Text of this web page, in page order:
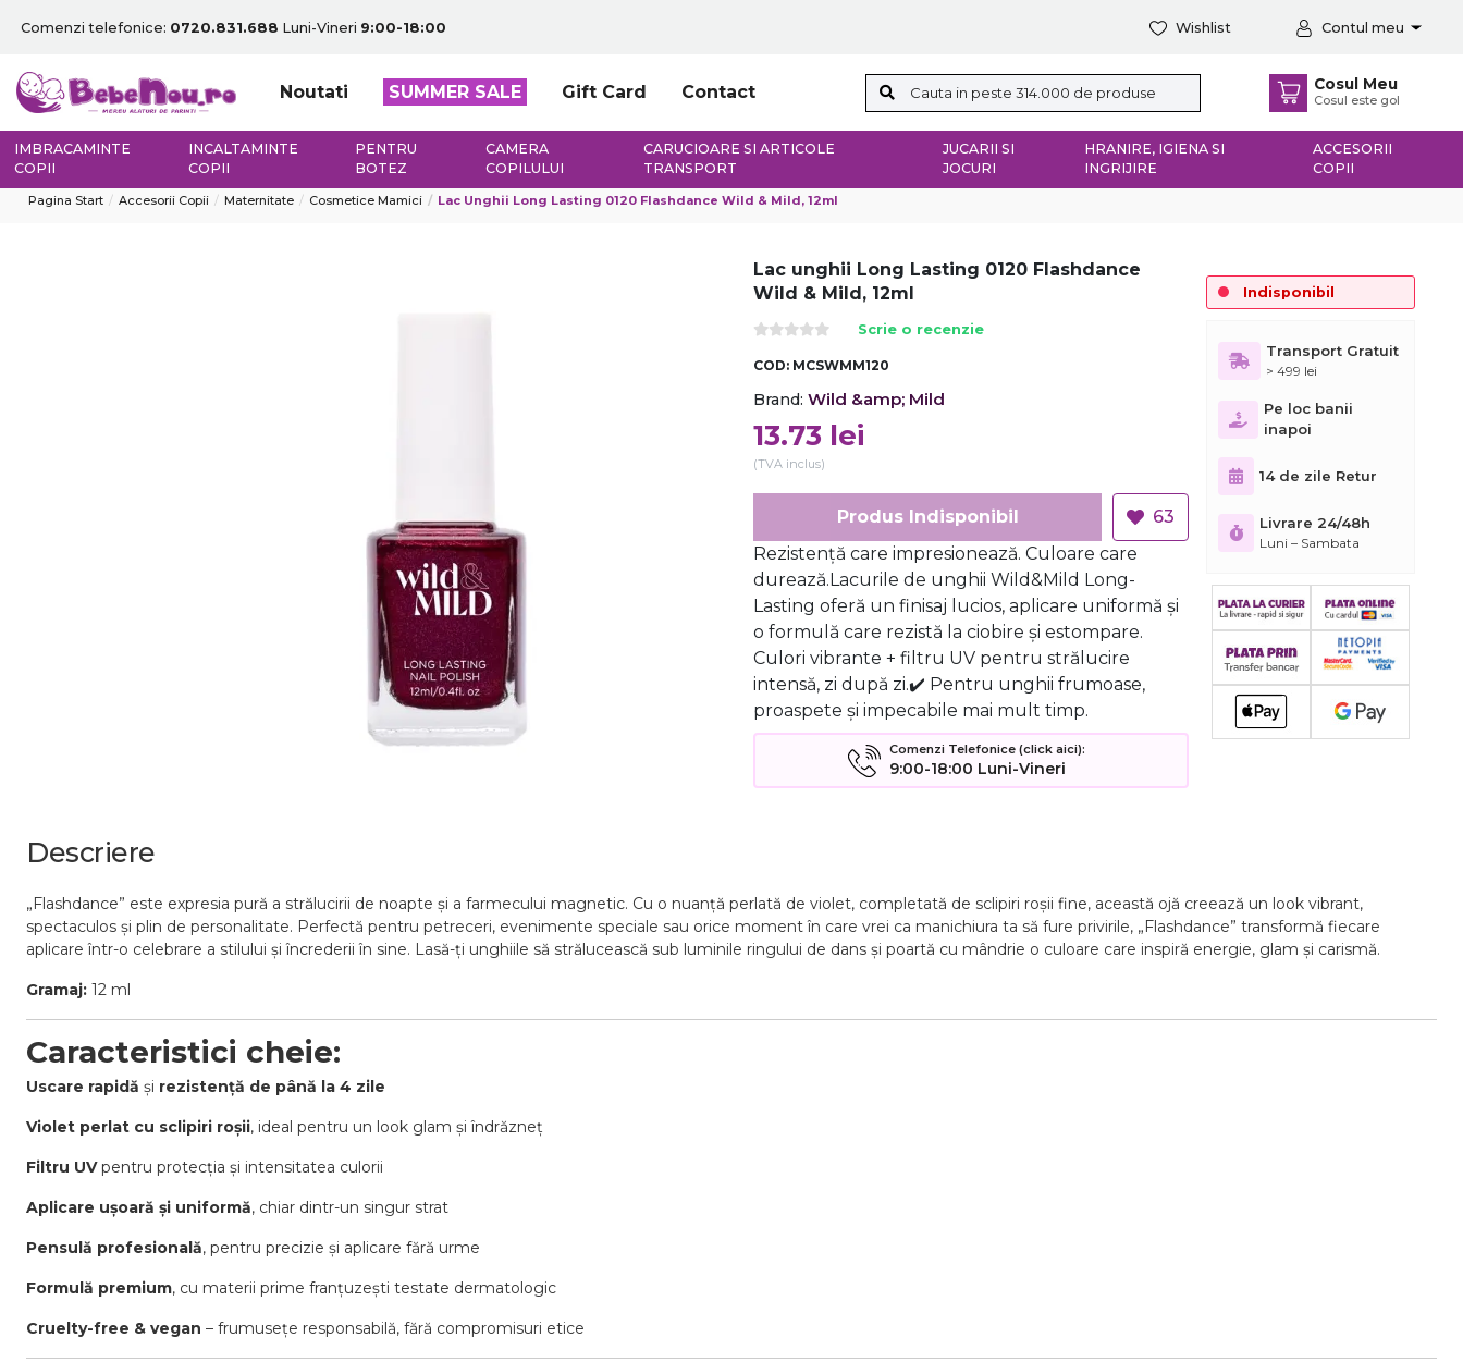
Comenzi telefonice: 0720.831.688 Luni-Vineri 9:00-18:00 Wishlist Contul meu
Noutati SUMMER SALE Gift Card Contact Cosul Meu
Cosul este gol
IMBRACAMINTE
COPII
INCALTAMINTE
COPII
PENTRU
BOTEZ
CAMERA
COPILULUI
CARUCIOARE SI ARTICOLE
TRANSPORT
JUCARII SI
JOCURI
HRANIRE, IGIENA SI
INGRIJIRE
ACCESORII
COPII
Pagina Start Accesorii Copii Maternitate Cosmetice Mamici Lac Unghii Long Lasting 0120 Flashdance Wild & Mild, 12ml
Lac unghii Long Lasting 0120 Flashdance
Wild & Mild, 12ml
Scrie o recenzie
COD: MCSWMM120
Brand: Wild &amp; Mild
13.73 lei
(TVA inclus)
Produs Indisponibil
63
Rezistență care impresionează. Culoare care
durează.Lacurile de unghii Wild&Mild Long-
Lasting oferă un finisaj lucios, aplicare uniformă și
o formulă care rezistă la ciobire și estompare.
Culori vibrante + filtru UV pentru strălucire
intensă, zi după zi.✔️ Pentru unghii frumoase,
proaspete și impecabile mai mult timp.
Comenzi Telefonice (click aici):
9:00-18:00 Luni-Vineri
Indisponibil
Transport Gratuit
> 499 lei
Pe loc banii
inapoi
14 de zile Retur
Livrare 24/48h
Luni – Sambata
Descriere
„Flashdance” este expresia pură a strălucirii de noapte și a farmecului magnetic. Cu o nuanță perlată de violet, completată de sclipiri roșii fine, această ojă creează un look vibrant,
spectaculos și plin de personalitate. Perfectă pentru petreceri, evenimente speciale sau orice moment în care vrei ca manichiura ta să fure privirile, „Flashdance” transformă fiecare
aplicare într-o celebrare a stilului și încrederii în sine. Lasă-ți unghiile să strălucească sub luminile ringului de dans și poartă cu mândrie o culoare care inspiră energie, glam și carismă.
Gramaj: 12 ml
Caracteristici cheie:
Uscare rapidă și rezistență de până la 4 zile
Violet perlat cu sclipiri roșii, ideal pentru un look glam și îndrăzneț
Filtru UVpentru protecția și intensitatea culorii
Aplicare ușoară și uniformă, chiar dintr-un singur strat
Pensulă profesională, pentru precizie și aplicare fără urme
Formulă premium, cu materii prime franțuzești testate dermatologic
Cruelty-free & vegan – frumusețe responsabilă, fără compromisuri etice